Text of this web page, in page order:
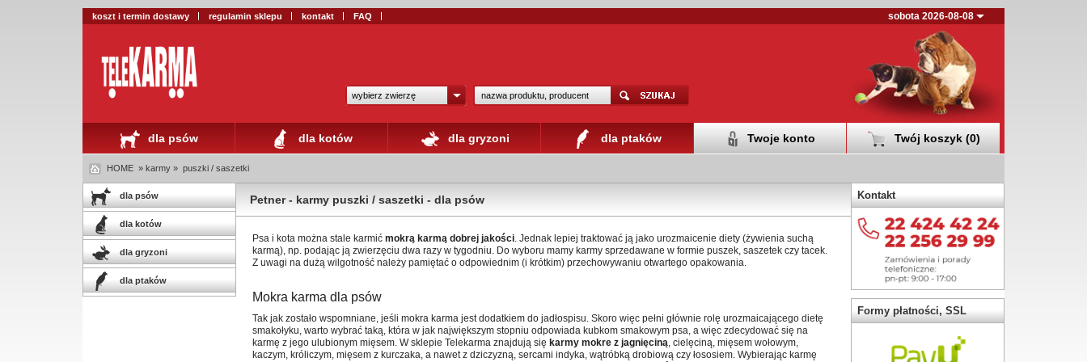
koszt i termin dostawy regulamin sklepu kontakt FAQ sobota 2026-08-08
wybierz zwierzę
dla psów dla kotów dla gryzoni dla ptaków Twoje konto Twój koszyk (0)
HOME » karmy » puszki / saszetki
dla psów
dla kotów
dla gryzoni
dla ptaków
Petner - karmy puszki / saszetki - dla psów
Psa i kota można stale karmić mokrą karmą dobrej jakości. Jednak lepiej traktować ją jako urozmaicenie diety (żywienia suchą
karmą), np. podając ją zwierzęciu dwa razy w tygodniu. Do wyboru mamy karmy sprzedawane w formie puszek, saszetek czy tacek.
Z uwagi na dużą wilgotność należy pamiętać o odpowiednim (i krótkim) przechowywaniu otwartego opakowania.
Mokra karma dla psów
Tak jak zostało wspomniane, jeśli mokra karma jest dodatkiem do jadłospisu. Skoro więc pełni głównie rolę urozmaicającego dietę
smakołyku, warto wybrać taką, która w jak największym stopniu odpowiada kubkom smakowym psa, a więc zdecydować się na
karmę z jego ulubionym mięsem. W sklepie Telekarma znajdują się karmy mokre z jagnięciną, cielęciną, mięsem wołowym,
kaczym, króliczym, mięsem z kurczaka, a nawet z dziczyzną, sercami indyka, wątróbką drobiową czy łososiem. Wybierając karmę
Kontakt
Formy płatności, SSL